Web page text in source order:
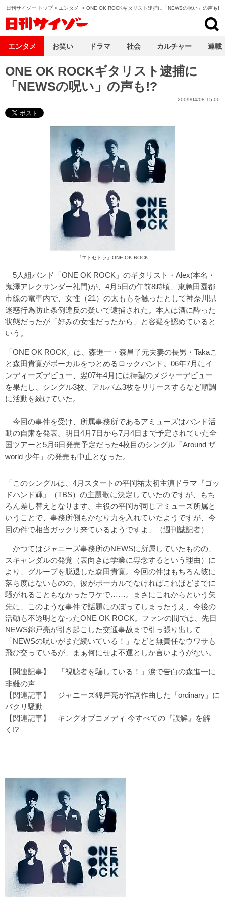
日刊サイゾー トップ> エンタメ > ONE OK ROCKギタリスト逮捕に「NEWSの呪い」の声も!?
ONE OK ROCKギタリスト逮捕に
「NEWSの呪い」の声も!?
2009/04/08 15:00
『エトセトラ』ONE OK ROCK
5人組バンド「ONE OK ROCK」のギタリスト・Alex(本名・
鬼澤アレクサンダー礼門)が、4月5日の午前8時頃、東急田園都
市線の電車内で、女性（21）の太ももを触ったとして神奈川県
迷惑行為防止条例違反の疑いで逮捕された。本人は酒に酔った
状態だったが「好みの女性だったから」と容疑を認めていると
いう。
「ONE OK ROCK」は、森進一・森昌子元夫妻の長男・Takaこ
と森田貴寛がボーカルをつとめるロックバンド。06年7月にイ
ンディーズデビュー、翌07年4月には待望のメジャーデビュー
を果たし、シングル3枚、アルバム3枚をリリースするなど順調
に活動を続けていた。
今回の事件を受け、所属事務所であるアミューズはバンド活
動の自粛を発表。明日4月7日から7月4日まで予定されていた全
国ツアーと5月6日発売予定だった4枚目のシングル「Around ザ
world 少年」の発売も中止となった。
「このシングルは、4月スタートの平岡祐太初主演ドラマ『ゴッ
ドハンド輝』（TBS）の主題歌に決定していたのですが、もち
ろん差し替えとなります。主役の平岡が同じアミューズ所属と
いうことで、事務所側もかなり力を入れていたようですが、今
回の件で相当ガックリ来ているようですよ」（週刊誌記者）
かつてはジャニーズ事務所のNEWSに所属していたものの、
スキャンダルの発覚（表向きは学業に専念するという理由）に
より、グループを脱退した森田貴寛。今回の件はもちろん彼に
落ち度はないものの、彼がボーカルでなければこれほどまでに
騒がれることもなかったワケで……。まさにこれからという矢
先に、このような事件で話題にのぼってしまったうえ、今後の
活動も不透明となったONE OK ROCK。ファンの間では、先日
NEWS錦戸亮が引き起こした交通事故まで引っ張り出して
「NEWSの呪いがまだ続いている！」などと無責任なウワサも
飛び交っているが、まぁ何にせよ不運としか言いようがない。
【関連記事】
「視聴者を騙している！」涙で告白の森進一に
非難の声
【関連記事】 ジャニーズ錦戸亮が作詞作曲した「ordinary」に
パクリ騒動
【関連記事】 キングオブコメディ 今すべての『誤解』を解
く!?
エンタメ お笑い ドラマ 社会 カルチャー 連載